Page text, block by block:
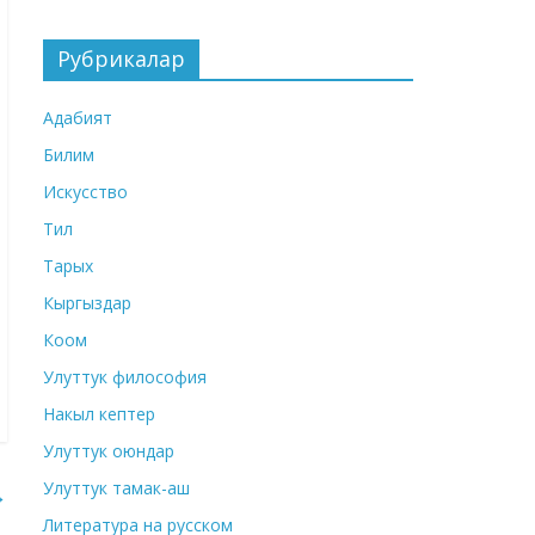
Рубрикалар
Адабият
Билим
Искусство
Тил
Тарых
Кыргыздар
Коом
Улуттук философия
Накыл кептер
Улуттук оюндар
Улуттук тамак-аш
Литература на русском